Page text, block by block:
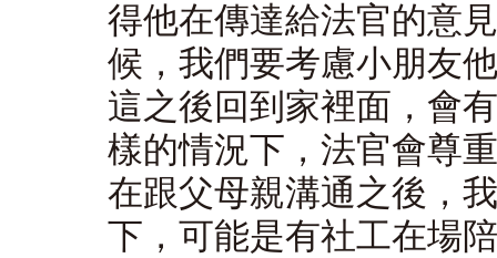
得他在傳達給法官的意
候，我們要考慮小朋友
這之後回到家裡面，會
樣的情況下，法官會尊
在跟父母親溝通之後，
下，可能是有社工在場